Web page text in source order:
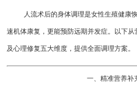
人流术后的身体调理是女性生殖健康
速机体康复，更能预防远期并发症。以下
及心理修复五大维度，提供全面调理方案。
一、精准营养补